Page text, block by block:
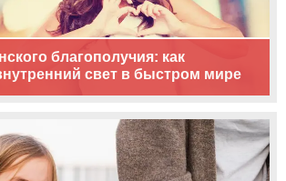
благополучия: как
свет в быстром мире